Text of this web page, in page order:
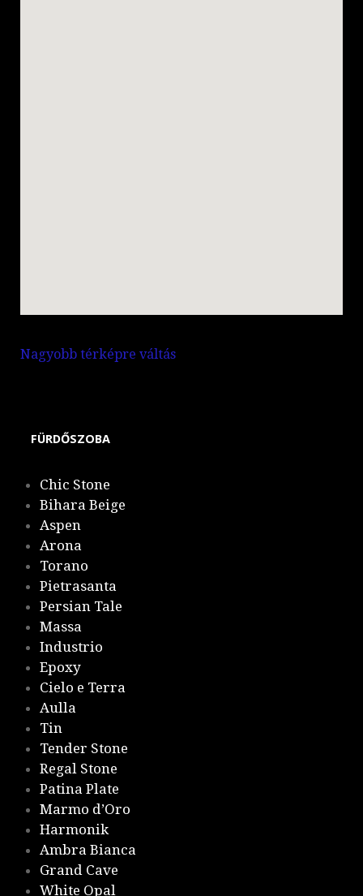
Nagyobb térképre váltás
FÜRDŐSZOBA
Chic Stone
Bihara Beige
Aspen
Arona
Torano
Pietrasanta
Persian Tale
Massa
Industrio
Epoxy
Cielo e Terra
Aulla
Tin
Tender Stone
Regal Stone
Patina Plate
Marmo d’Oro
Harmonik
Ambra Bianca
Grand Cave
White Opal